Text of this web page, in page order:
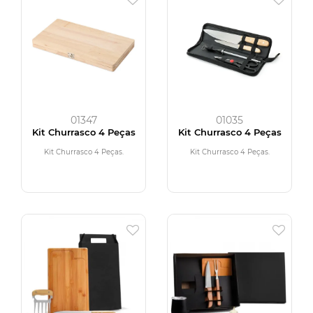
01347
Kit Churrasco 4 Peças
Kit Churrasco 4 Peças.
01035
Kit Churrasco 4 Peças
Kit Churrasco 4 Peças.